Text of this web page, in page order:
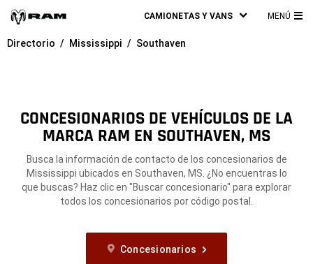
CAMIONETAS Y VANS MENÚ
Directorio Mississippi Southaven
CONCESIONARIOS DE VEHÍCULOS DE LA
MARCA RAM EN SOUTHAVEN, MS
Busca la información de contacto de los concesionarios de
Mississippi ubicados en Southaven, MS. ¿No encuentras lo
que buscas? Haz clic en "Buscar concesionario" para explorar
todos los concesionarios por código postal.
Concesionarios